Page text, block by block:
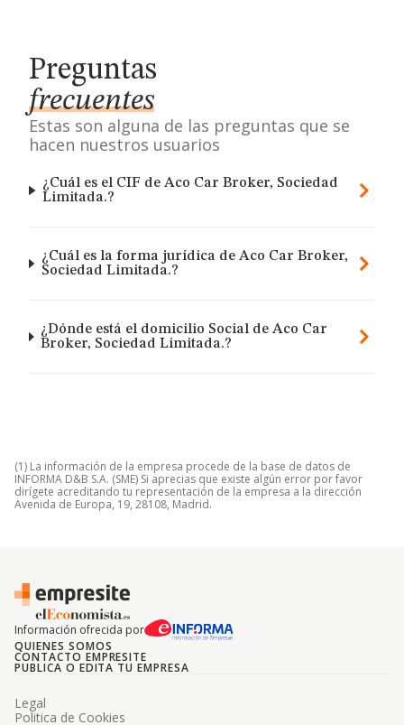
Preguntas
frecuentes
Estas son alguna de las preguntas que se
hacen nuestros usuarios
¿Cuál es el CIF de Aco Car Broker, Sociedad
Limitada.?
¿Cuál es la forma jurídica de Aco Car Broker,
Sociedad Limitada.?
¿Dónde está el domicilio Social de Aco Car
Broker, Sociedad Limitada.?
(1) La información de la empresa procede de la base de datos de
INFORMA D&B S.A. (SME) Si aprecias que existe algún error por favor
dirígete acreditando tu representación de la empresa a la dirección
Avenida de Europa, 19, 28108, Madrid.
Información ofrecida por
QUIENES SOMOS
CONTACTO EMPRESITE
PUBLICA O EDITA TU EMPRESA
Legal
Politica de Cookies